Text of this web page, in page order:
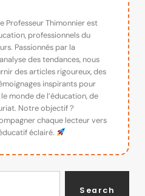
Professeur Thimonnier est
professionnels du
Passionnés par la
des tendances, nous
des articles rigoureux, des
inspirants pour
monde de l’éducation, de
Notre objectif ?
chaque lecteur vers
éclairé.
Search